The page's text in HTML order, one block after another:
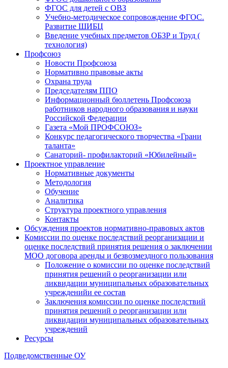
ФГОС для детей с ОВЗ
Учебно-методическое сопровождение ФГОС.
Развитие ШИБЦ
Введение учебных предметов ОБЗР и Труд (
технология)
Профсоюз
Новости Профсоюза
Нормативно правовые акты
Охрана труда
Председателям ППО
Информационный бюллетень Профсоюза
работников народного образования и науки
Российской Федерации
Газета «Мой ПРОФСОЮЗ»
Конкурс педагогического творчества «Грани
таланта»
Санаторий- профилакторий «Юбилейный»
Проектное управление
Нормативные документы
Методология
Обучение
Аналитика
Структура проектного управления
Контакты
Обсуждения проектов нормативно-правовых актов
Комиссии по оценке последствий реорганизации и
оценке последствий принятия решения о заключении
МОО договора аренды и безвозмездного пользования
Положение о комиссии по оценке последствий
принятия решений о реорганизации или
ликвидации муниципальных образовательных
учрежденийи ее состав
Заключения комиссии по оценке последствий
принятия решений о реорганизации или
ликвидации муниципальных образовательных
учреждений
Ресурсы
Подведомственные ОУ